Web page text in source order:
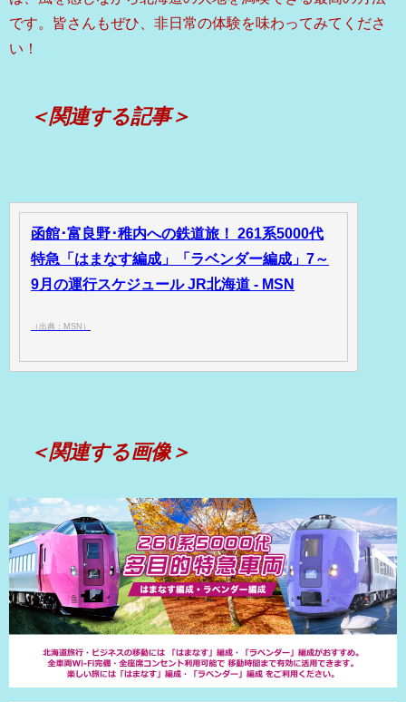
です。皆さんもぜひ、非日常の体験を味わってみてくださ
い！
＜関連する記事＞
函館･富良野･稚内への鉄道旅！ 261系5000代
特急「はまなす編成」「ラベンダー編成」7～
9月の運行スケジュール JR北海道 - MSN
（出典：MSN）
＜関連する画像＞